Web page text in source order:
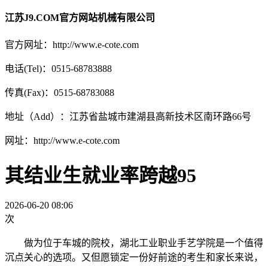
江苏J9.COM官方网站机械有限公司
官方网址：http://www.e-cote.com
电话(Tel)：0515-68783888
传真(Fax)：0515-68783088
地址（Add）：江苏省盐城市建湖县高新技术区南环路66号
网址：http://www.e-cote.com
其结业生就业率跨越95
2026-06-20 08:06
次
做为位于车城的院校，湖北工业职业手艺学院是一个值得
沉点关心的选项。又但愿锁定一份好前途的考生和家长来说，